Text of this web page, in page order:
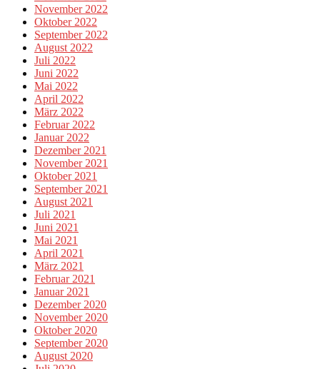
November 2022
Oktober 2022
September 2022
August 2022
Juli 2022
Juni 2022
Mai 2022
April 2022
März 2022
Februar 2022
Januar 2022
Dezember 2021
November 2021
Oktober 2021
September 2021
August 2021
Juli 2021
Juni 2021
Mai 2021
April 2021
März 2021
Februar 2021
Januar 2021
Dezember 2020
November 2020
Oktober 2020
September 2020
August 2020